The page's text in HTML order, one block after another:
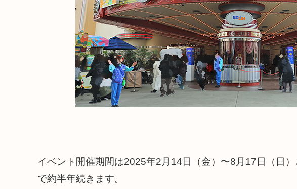
イベント開催期間は2025年2月14日（金）〜8月17日（日
で約半年続きます。